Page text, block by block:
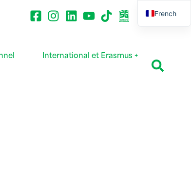
International et Erasmus +
French